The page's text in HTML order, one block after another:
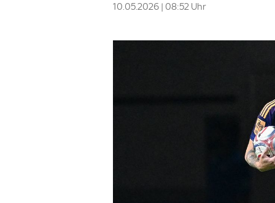
10.05.2026 | 08:52 Uhr